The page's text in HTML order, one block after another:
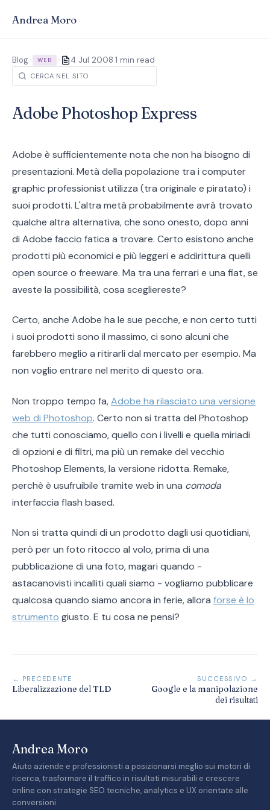
Andrea Moro
Blog> WEB > 4 Jul 2008·1 min read
Adobe Photoshop Express
Adobe è sufficientemente nota che non ha bisogno di
presentazioni. Metà della popolazione tra i computer
graphic professionist utilizza (tra originale e piratato) i
suoi prodotti. L'altra metà probabilmente avrà trovato
qualche altra alternativa, che sono onesto, dopo anni
di Adobe faccio fatica a trovare. Certo esistono anche
prodotti più economici e più leggeri e addirittura quelli
open source o freeware. Ma tra una ferrari e una fiat, se
aveste la possibilità, cosa scegliereste?
Certo, anche Adobe ha le sue pecche, e non certo tutti
i suoi prodotti sono il massimo, ci sono alcuni che
farebbero meglio a ritirarli dal mercato per esempio. Ma
non voglio entrare nel merito di questo ora.
Non troppo tempo fa,Adobe ha rilasciato una versione
web di Photoshop. Certo non si tratta del Photoshop
che tutti conosciamo, quello con i livelli e quella miriadi
di opzioni e di filtri, ma più un remake del vecchio
Photoshop Elements, la versione ridotta. Remake,
perchè è usufruibile tramite web in una comoda
interfaccia flash based.
Non si tratta quindi di un prodotto dagli usi quotidiani,
però per un foto ritocco al volo, prima di una
pubblicazione di una foto, magari quando -
astacanovisti incalliti quali siamo - vogliamo pubblicare
qualcosa quando siamo ancora in ferie, allora forse è lo
strumento giusto. E tu cosa ne pensi?
← PRECEDENTE
Liberalizzazione del TLD
SUCCESSIVO →
Google e la manipolazione
dei risultati
Andrea Moro
Aiuto aziende e professionisti a posizionarsi meglio sui motori di
ricerca, trasformare il traffico in risultati misurabili e crescere
online con strategie SEO tecniche, analytics e UX orientate alle
conversioni.